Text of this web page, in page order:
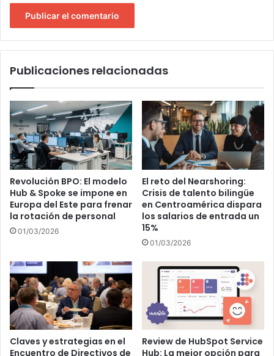
Publicaciones relacionadas
Revolución BPO: El modelo
Hub & Spoke se impone en
Europa del Este para frenar
la rotación de personal
01/03/2026
El reto del Nearshoring:
Crisis de talento bilingüe
en Centroamérica dispara
los salarios de entrada un
15%
01/03/2026
Claves y estrategias en el
Encuentro de Directivos de
Review de HubSpot Service
Hub: La mejor opción para